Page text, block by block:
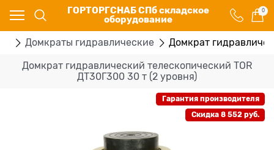
ГОРТОРГСНАБ СПб складское
оборудование
0
Домкраты гидравлические Домкрат
Домкрат гидравлический телескопический TOR
ДТ30Г300 30 т (2 уровня)
Гарантия производителя
Скидка 8 552 руб.